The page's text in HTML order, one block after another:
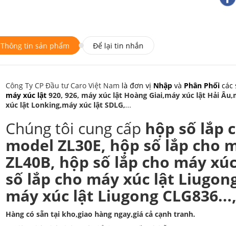
Thông tin sản phẩm Để lại tin nhắn
Công Ty CP Đầu tư Caro Việt Nam là đơn vị Nhập và Phân Phối các
máy xúc lật920, 926, máy xúc lật Hoàng Giai,máy xúc lật Hải
xúc lật Lonking,máy xúc lật SDLG,...
Chúng tôi cung cấp hộp số lắp
model ZL30E, hộp số lắp cho
ZL40B, hộp số lắp cho máy
số lắp cho máy xúc lật
máy xúc lật Liugong CLG836...,
Hàng có sẵn tại kho,giao hàng ngay,giá cả cạnh tranh.